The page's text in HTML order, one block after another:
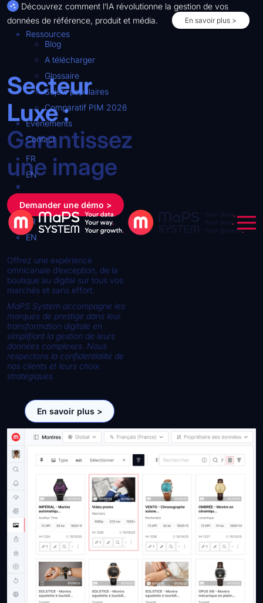
Découvrez comment l’IA révolutionne la gestion de vos
données de référence, produit et média.
En savoir plus >
Ressources
Blog
A télécharger
Glossaire
Sujets populaires
Comparatif PIM 2026
Événements
Contact
FR
EN
Demander une démo >
FR
EN
Secteur
Luxe :
Garantissez
une image
de marque
irréprochable
Offrez une expérience
omnicanale d’exception, de la
boutique au digital sur tous vos
marchés et sans effort.
MaPS System accompagne les
marques de prestige dans leur
transformation digitale en
simplifiant la gestion de leurs
données complexes. Nous
respectons la confidentialité de
nos clients et leurs choix
stratégiques.
En savoir plus >